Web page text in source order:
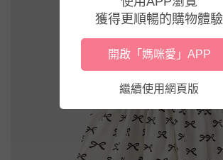
獲得更順暢的購物體驗
開啟「媽咪愛」APP
繼續使用網頁版